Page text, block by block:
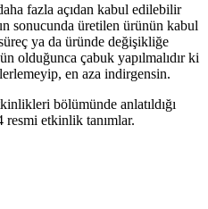
fazla açıdan kabul edilebilir
sonucunda üretilen ürünün kabul
ya da üründe değişikliğe
olduğunca çabuk yapılmalıdır ki
en aza indirgensin.
bölümünde anlatıldığı
etkinlik tanımlar.